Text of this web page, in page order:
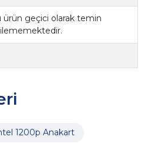
ürün geçici olarak temin
1200p Anakart